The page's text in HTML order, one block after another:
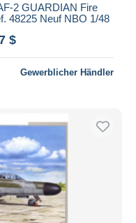
2 GUARDIAN Fire
48225 Neuf NBO 1/48
$
Gewerblicher Händler